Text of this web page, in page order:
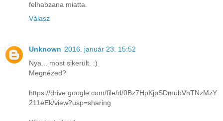
felhabzana miatta.
Válasz
Unknown 2016. január 23. 15:52
Nya... most sikerült. :)
Megnézed?
https://drive.google.com/file/d/0Bz7HpKjpSDmubVhTNzMzY
211eEk/view?usp=sharing